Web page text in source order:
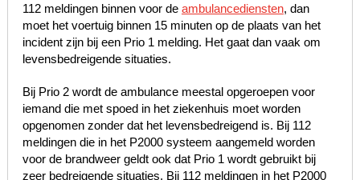
112 meldingen binnen voor de ambulancediensten, dan
moet het voertuig binnen 15 minuten op de plaats van het
incident zijn bij een Prio 1 melding. Het gaat dan vaak om
levensbedreigende situaties.
Bij Prio 2 wordt de ambulance meestal opgeroepen voor
iemand die met spoed in het ziekenhuis moet worden
opgenomen zonder dat het levensbedreigend is. Bij 112
meldingen die in het P2000 systeem aangemeld worden
voor de brandweer geldt ook dat Prio 1 wordt gebruikt bij
zeer bedreigende situaties. Bij 112 meldingen in het P2000